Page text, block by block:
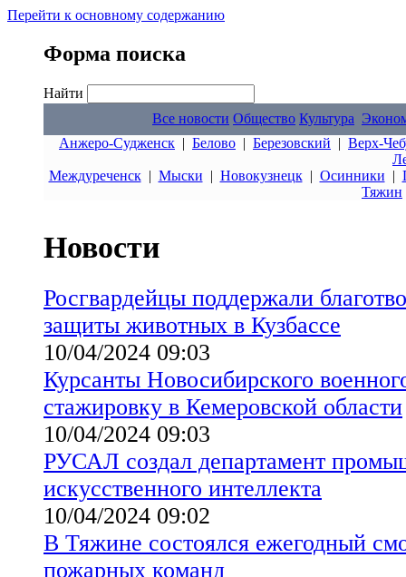
Перейти к основному содержанию
Форма поиска
Найти
Все новости Общество Культура
Анжеро-Судженск | Белово | Березовский | Верх-
Междуреченск| Мыски | Новокузнецк| Осинники |
Тяжин
Новости
Росгвардейцы поддержали
защиты животных в Кузбассе
10/04/2024 09:03
Курсанты Новосибирского
стажировку в Кемеровской области
10/04/2024 09:03
РУСАЛ создал департамент
искусственного интеллекта
10/04/2024 09:02
В Тяжине состоялся ежегодный
пожарных команд